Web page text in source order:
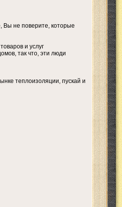
Вы не поверите, которые
и услуг
так что, эти люди
теплоизоляции, пускай и